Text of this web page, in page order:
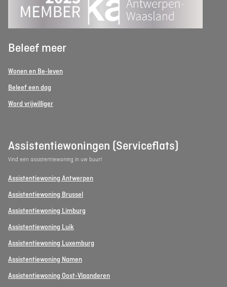
Beleef meer
Wonen en Be-leven
Beleef een dag
Word vrijwilliger
Assistentiewoningen (Serviceflats)
Vind een assistentiewoning in uw buurt
Assistentiewoning Antwerpen
Assistentiewoning Brussel
Assistentiewoning Limburg
Assistentiewoning Luik
Assistentiewoning Luxemburg
Assistentiewoning Namen
Assistentiewoning Oost-Vlaanderen